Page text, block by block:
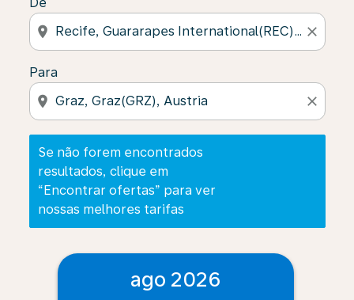
location_on close
Para
location_on close
Se não forem encontrados
resultados, clique em
“Encontrar ofertas” para ver
nossas melhores tarifas
ago 2026